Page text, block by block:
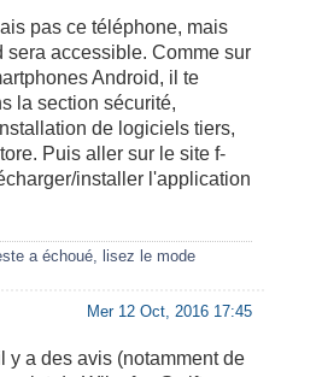
pas ce téléphone, mais
sera accessible. Comme sur
Android, il te
la section sécurité,
de logiciels tiers,
Puis aller sur le site f-
installer l'application
a échoué, lisez le mode
Mer 12 Oct, 2016 17:45
y a des avis (notamment de